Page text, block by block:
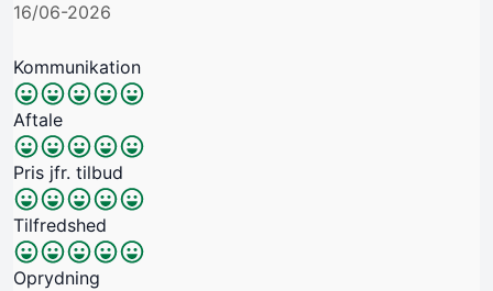
16/06-2026
Kommunikation
Aftale
Pris jfr. tilbud
Tilfredshed
Oprydning